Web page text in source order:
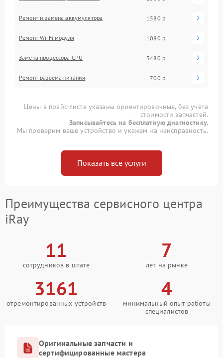
Ремонт и замена аккумулятора 1580 р
Ремонт Wi-Fi модуля 1080 р
Замена процессора CPU 3480 р
Ремонт разъема питания 700 р
Цены в прайс-листе указаны ориентировочные, без учета
стоимости запчастей.
Записывайтесь на бесплатную диагностику.
Мы проверим ваше устройство и укажем на неисправность.
Показать все услуги
Преимущества сервисного центра
iRay
11
сотрудников в штате
7
лет на рынке
3161
отремонтированных устройств
4
минимальный опыт работы
специалистов
Оригинальные запчасти и
сертифицированные мастера